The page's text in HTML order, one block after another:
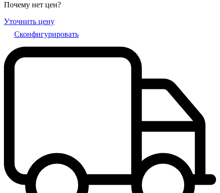
Почему нет цен?
Уточнить цену
Сконфигурировать